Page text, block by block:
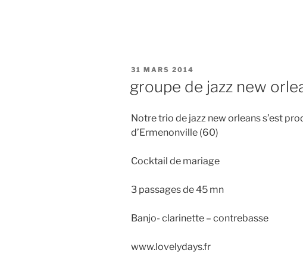
PUBLIÉ
31 MARS 2014
groupe de jazz new
Notre trio de jazz new orleans s’est
d’Ermenonville (60)
Cocktail de mariage
3 passages de 45 mn
Banjo- clarinette – contrebasse
www.lovelydays.fr